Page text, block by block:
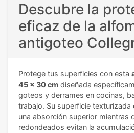
Descubre la
eficaz de la
antigoteo
Protege tus superficies con esta
45 x 30 cm diseñada
goteos y derrames en cocinas,
trabajo. Su superficie
una absorción superior mientras
redondeados evitan la